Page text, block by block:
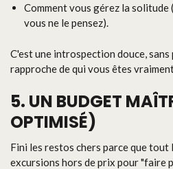
Comment vous gérez la solitude
vous ne le pensez).
C'est une introspection douce, sans
rapproche de qui vous êtes
5. UN BUDGET
OPTIMISÉ)
Fini les restos chers parce que tout
excursions hors de prix pour "faire